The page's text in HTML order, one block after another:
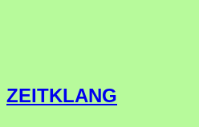
ZEITKLANG